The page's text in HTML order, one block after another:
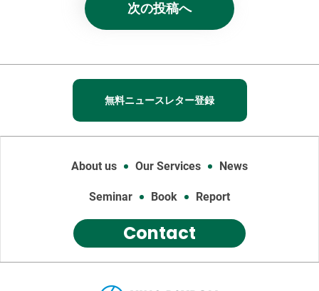
次の投稿へ
無料ニュースレター登録
About us Our Services News
Seminar Book Report
Contact